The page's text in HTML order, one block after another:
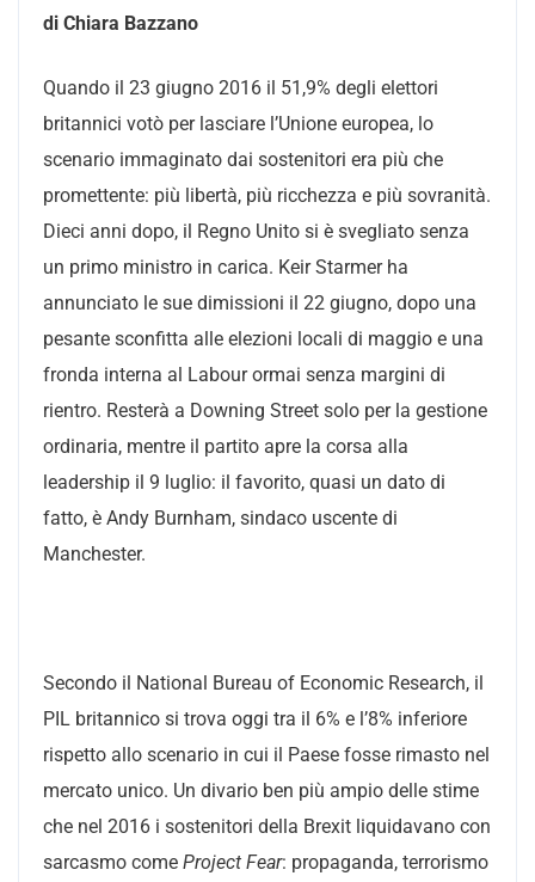
di Chiara Bazzano
Quando il 23 giugno 2016 il 51,9% degli elettori
britannici votò per lasciare l’Unione europea, lo
scenario immaginato dai sostenitori era più che
promettente: più libertà, più ricchezza e più sovranità.
Dieci anni dopo, il Regno Unito si è svegliato senza
un primo ministro in carica. Keir Starmer ha
annunciato le sue dimissioni il 22 giugno, dopo una
pesante sconfitta alle elezioni locali di maggio e una
fronda interna al Labour ormai senza margini di
rientro. Resterà a Downing Street solo per la gestione
ordinaria, mentre il partito apre la corsa alla
leadership il 9 luglio: il favorito, quasi un dato di
fatto, è Andy Burnham, sindaco uscente di
Manchester.
Secondo il National Bureau of Economic Research, il
PIL britannico si trova oggi tra il 6% e l’8% inferiore
rispetto allo scenario in cui il Paese fosse rimasto nel
mercato unico. Un divario ben più ampio delle stime
che nel 2016 i sostenitori della Brexit liquidavano con
sarcasmo come Project Fear: propaganda, terrorismo